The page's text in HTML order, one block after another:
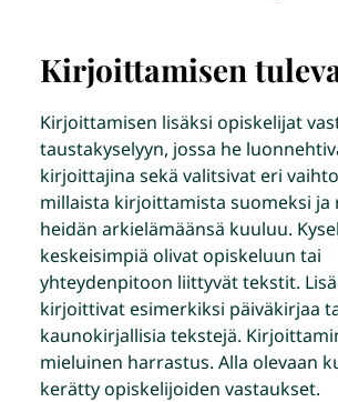
Kirjoittamisen
Kirjoittamisen lisäksi opiskelijat
taustakyselyyn, jossa he
kirjoittajina sekä valitsivat eri
millaista kirjoittamista suomeksi ja
heidän arkielämäänsä kuuluu.
keskeisimpiä olivat opiskeluun tai
yhteydenpitoon liittyvät tekstit.
kirjoittivat esimerkiksi päiväkirjaa
kaunokirjallisia tekstejä.
mieluinen harrastus. Alla olevaan
kerätty opiskelijoiden vastaukset.